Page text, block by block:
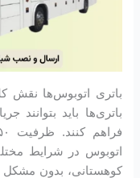
باتری اتوبوس‌ها نقش
باتری‌ها باید بتوانند
اتوبوس در شرایط
کوهستانی، بدون مشکل